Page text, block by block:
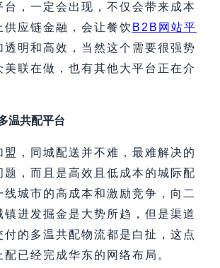
台，一定会出现，不仅会带来成本
供应链金融，会让餐饮 B2B网站平
透明和高效，当然这个需要很强势
美联在做，也有其他大平台正在介
温共配平台
盟，同城配送并不难，最难解决的
题，而且是高效且低成本的城际配
线城市的高成本和激励竞争，向二
镇进发掘金是大势所趋，但是渠道
付的多温共配物流都是白扯，这点
已经完成华东的网络布局。